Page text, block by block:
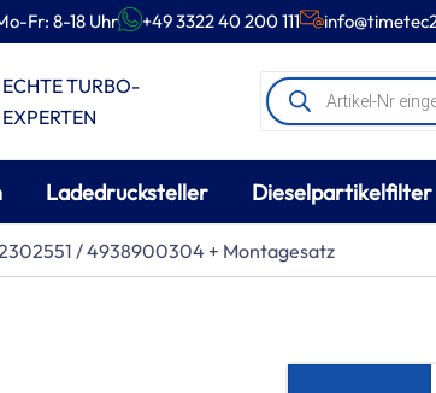
Fr: 8-18 Uhr +49 3322 40 200 111
ECHTE TURBO-
EXPERTEN
Products
search
Ladedrucksteller Dieselpartikelfilter
/ 4938900304 + Montagesatz